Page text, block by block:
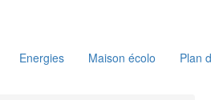
Energies Maison écolo Plan